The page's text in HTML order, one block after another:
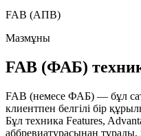
FAB (АПВ)
Мазмұны
FAB (ФАБ)
FAB (немесе ФАБ) — бұл
клиентпен белгілі бір
Бұл техника Features,
аббревиатурасынан тұрады,